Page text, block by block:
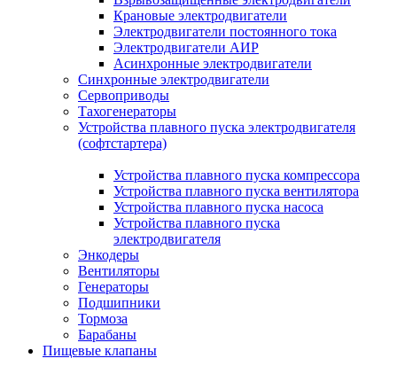
Крановые электродвигатели
Электродвигатели постоянного тока
Электродвигатели АИР
Асинхронные электродвигатели
Синхронные электродвигатели
Сервоприводы
Тахогенераторы
Устройства плавного пуска электродвигателя
(софтстартера)
Устройства плавного пуска компрессора
Устройства плавного пуска вентилятора
Устройства плавного пуска насоса
Устройства плавного пуска
электродвигателя
Энкодеры
Вентиляторы
Генераторы
Подшипники
Тормоза
Барабаны
Пищевые клапаны